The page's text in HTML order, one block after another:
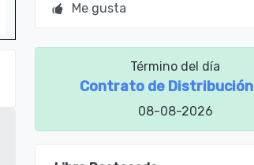
Me gusta
Término del día
Contrato de Distribución
08-08-2026